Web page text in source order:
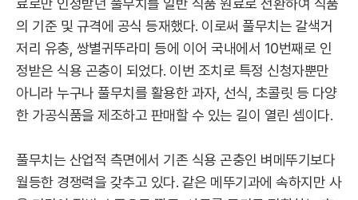
료로만 인정받던 풀무치를 일반 식품 원료로 전환하여 식품
의 기준 및 규격에 공식 등재했다. 이로써 풀무치는 갈색거
저리 유충, 쌍별귀뚜라미 등에 이어 국내에서 10번째로 인
정받은 식용 곤충이 되었다. 이번 조치로 특정 신청자뿐만
아니라 누구나 풀무치를 활용한 과자, 선식, 초콜릿 등 다양
한 가공식품을 제조하고 판매할 수 있는 길이 열린 셈이다.
풀무치는 산업적 측면에서 기존 식용 곤충인 벼메뚜기보다
월등한 경쟁력을 갖추고 있다. 같은 메뚜기과에 속하지만 사